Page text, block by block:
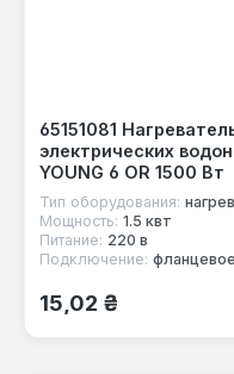
65151081
электрических
YOUNG 6 OR 1500 Вт
Тип оборудования:
Мощность: 1.5 квт
Питание: 220 в
Подключение: фланцевое
Обычная цена:
15,02 ₴